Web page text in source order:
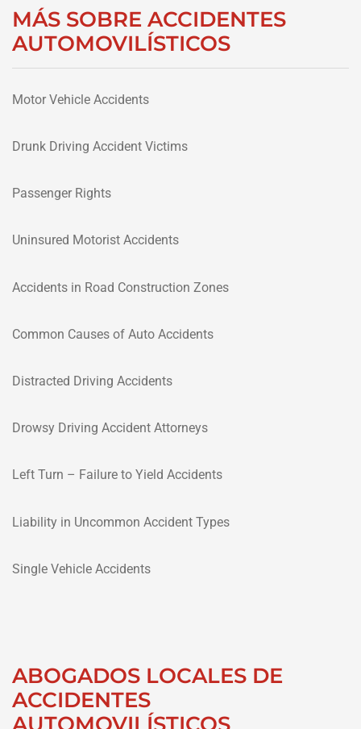
MÁS SOBRE ACCIDENTES
AUTOMOVILÍSTICOS
Motor Vehicle Accidents
Drunk Driving Accident Victims
Passenger Rights
Uninsured Motorist Accidents
Accidents in Road Construction Zones
Common Causes of Auto Accidents
Distracted Driving Accidents
Drowsy Driving Accident Attorneys
Left Turn – Failure to Yield Accidents
Liability in Uncommon Accident Types
Single Vehicle Accidents
ABOGADOS LOCALES DE
ACCIDENTES